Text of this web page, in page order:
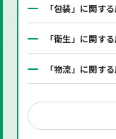
「包装」に関す
「衛生」に関す
「物流」に関す
「システム」に
「店舗備品」に